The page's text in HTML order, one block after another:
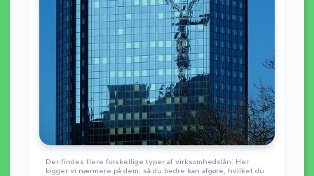
Der findes flere forskellige typer af virksomhedslån. Her
kigger vi nærmere på dem, så du bedre kan afgøre, hvilket du